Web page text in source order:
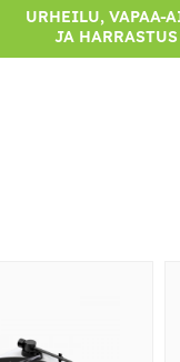
URHEILU, VAPAA-
JA HARRASTUS